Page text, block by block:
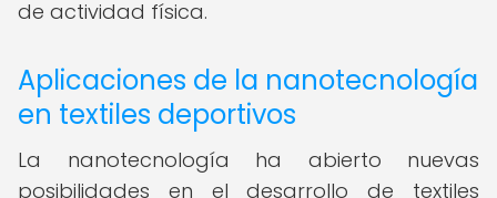
de actividad física.
Aplicaciones de la nanotecnología
en textiles deportivos
La nanotecnología ha abierto nuevas
posibilidades en el desarrollo de textiles